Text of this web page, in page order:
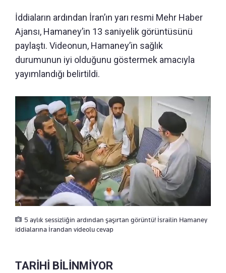
İddiaların ardından İran’ın yarı resmi Mehr Haber
Ajansı, Hamaney’in 13 saniyelik görüntüsünü
paylaştı. Videonun, Hamaney’in sağlık
durumunun iyi olduğunu göstermek amacıyla
yayımlandığı belirtildi.
5 aylık sessizliğin ardından şaşırtan görüntü! İsrailin Hamaney
iddialarına İrandan videolu cevap
TARİHİ BİLİNMİYOR